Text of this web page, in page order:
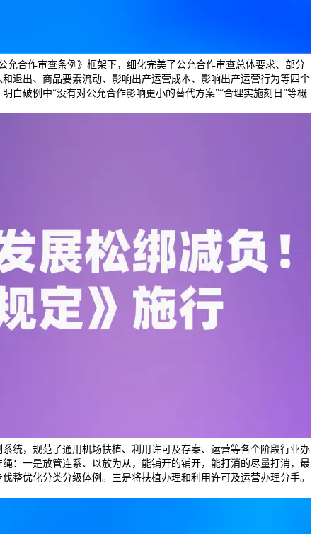
允合作审查条例》框架下，细化完美了公允合作审查总体要求、部分
退出、商品要素流动、影响出产运营成本、影响出产运营行为等四个
白破例中“没有对公允合作影响更小的替代方案”“合理实施刻日”等概
统，规范了通用机场扶植、利用许可及存案、运营等各个阶段行业办
：一是放管连系、以放为从，能铺开的铺开，能打消的尽量打消，最
整优化分类分级体例。三是将扶植办理和利用许可及运营办理分手。